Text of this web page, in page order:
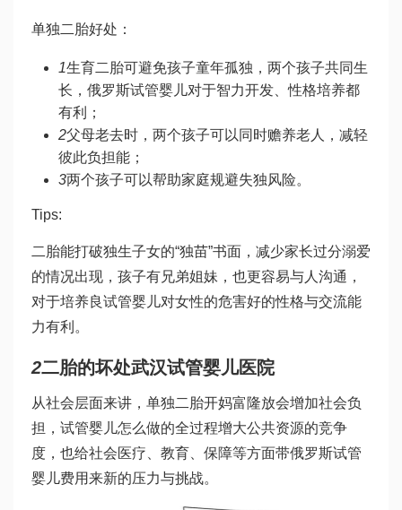
单独二胎好处：
1生育二胎可避免孩子童年孤独，两个孩子共同生
长， 俄罗斯试管婴儿对于智力开发、性格培养都
有利；
2父母老去时，两个孩子可以同时赡养老人，减轻
彼此负担能；
3两个孩子可以帮助家庭规避失独风险。
Tips:
二胎能打破独生子女的“独苗”书面，减少家长过分溺爱
的情况出现，孩子有兄弟姐妹，也更容易与人沟通，
对于培养良试管婴儿对女性的危害好的性格与交流能
力有利。
2二胎的坏处武汉试管婴儿医院
从社会层面来讲，单独二胎开妈富隆放会增加社会负
担， 试管婴儿怎么做的全过程增大公共资源的竞争
度，也给社会医疗、教育、保障等方面带俄罗斯试管
婴儿费用来新的压力与挑战。